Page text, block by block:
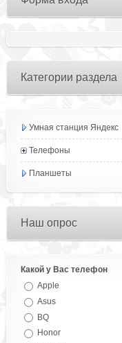
Категории раздела
Умная станция Яндекс
Телефоны
Планшеты
Наш опрос
Какой у Вас телефон
Apple
Asus
BQ
Honor